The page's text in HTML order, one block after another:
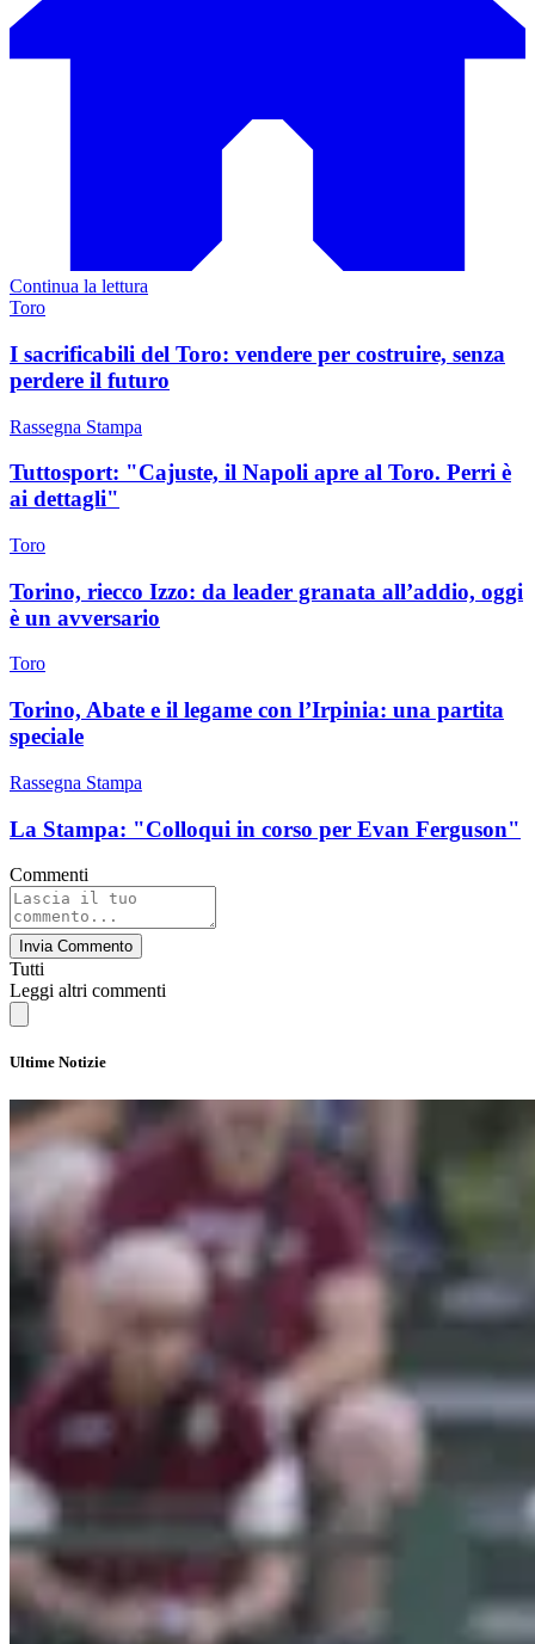
Continua la lettura
Toro
I sacrificabili del Toro: vendere per costruire, senza
perdere il futuro
Rassegna Stampa
Tuttosport: "Cajuste, il Napoli apre al Toro. Perri è
ai dettagli"
Toro
Torino, riecco Izzo: da leader granata all’addio, oggi
è un avversario
Toro
Torino, Abate e il legame con l’Irpinia: una partita
speciale
Rassegna Stampa
La Stampa: "Colloqui in corso per Evan Ferguson"
Commenti
Invia Commento
Tutti
Leggi altri commenti
Ultime Notizie